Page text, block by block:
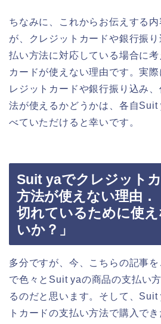
ちなみに、これからお伝えする
が、クレジットカードや銀行振
払い方法に対応している場合に考
カードが使えない理由です。実
レジットカードや銀行振り込み
法が使えるかどうかは、各自Suit
べていただけると幸いです。
Suit yaでクレジット
方法が使えない理由．
切れているために使
いか？」
多分ですが、今、こちらの記事
で色々とSuit yaの商品の支払い
るのだと思います。そして、Suit
トカードの支払い方法で購入で